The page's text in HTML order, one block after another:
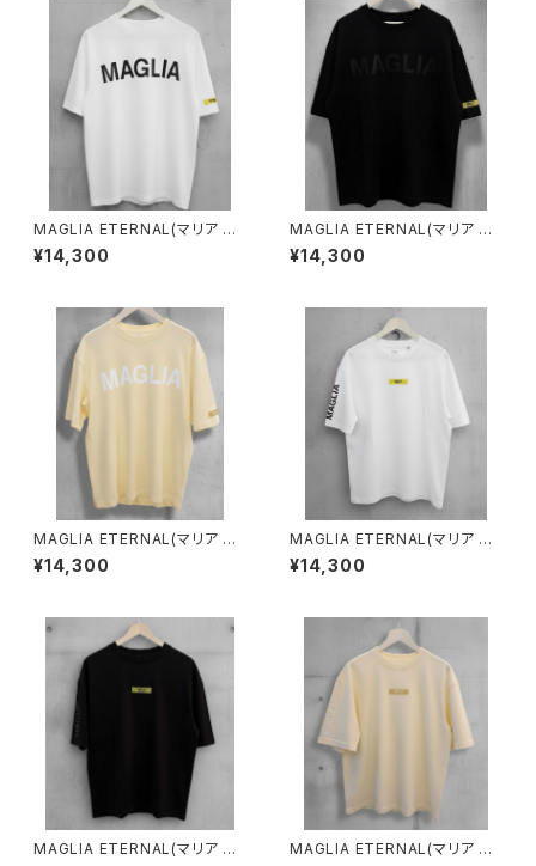
MAGLIA ETERNAL(マリア エ
ターナル）ユニセックスＴ-シャツ
ET.T2000Ｗ White
¥14,300
MAGLIA ETERNAL(マリア エ
ターナル）ユニセックスＴ-シャツ
ET.T2000B Black
¥14,300
MAGLIA ETERNAL(マリア エ
ターナル）ユニセックスＴ-シャツ
ET.T2000C Cream
¥14,300
MAGLIA ETERNAL(マリア エ
ターナル）ユニセックスＴシャツE
T.T1000W White
¥14,300
MAGLIA ETERNAL(マリア エ
MAGLIA ETERNAL(マリア エ